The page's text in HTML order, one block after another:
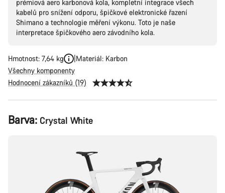
prémiová aero karbonová kola, kompletní integrace všech
kabelů pro snížení odporu, špičkové elektronické řazení
Shimano a technologie měření výkonu. Toto je naše
interpretace špičkového aero závodního kola.
Hmotnost: 7,64 kg
Materiál: Karbon
Všechny komponenty
Hodnocení zákazníků (19)
Konfigurace
produktu
Barva: Crystal White